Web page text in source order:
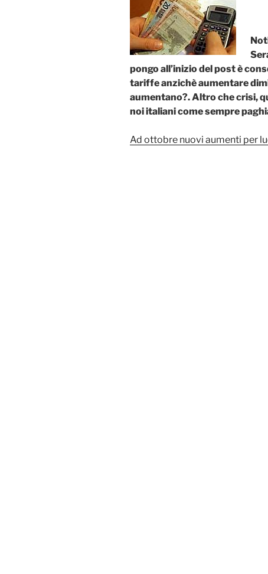
o
o
k
p
p
ss
di
vi
di
pongo all’inizio del post è
tariffe anzichè aumentare
aumentano?. Altro che crisi,
noi italiani come sempre
Ad ottobre nuovi aumenti per